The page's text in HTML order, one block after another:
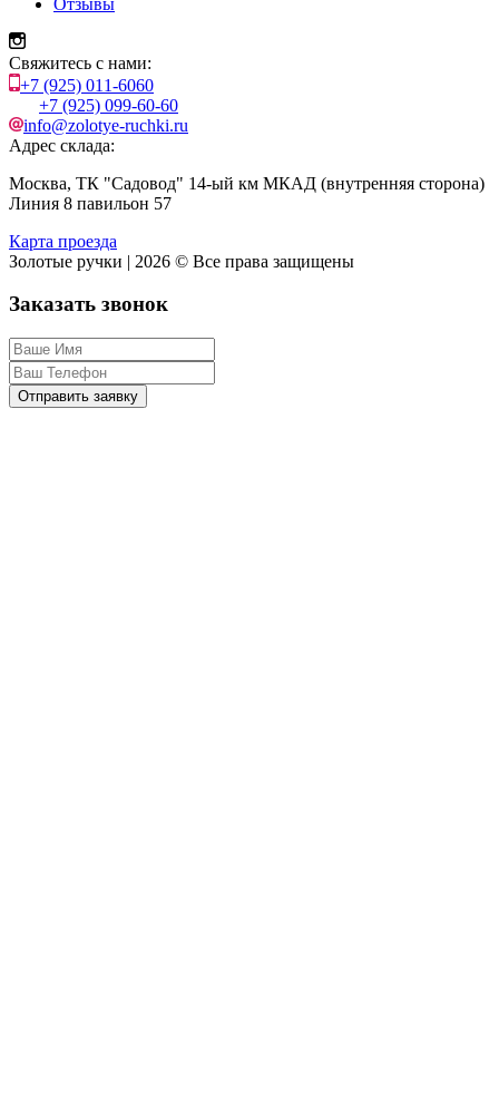
Свяжитесь с нами:
+7 (925) 011-6060
+7 (925) 099-60-60
info@zolotye-ruchki.ru
Адрес склада:
Москва, ТК "Садовод" 14-ый км МКАД (внутренняя сторона)
Линия 8 павильон 57
Карта проезда
Золотые ручки | 2026 © Все права защищены
Заказать звонок
Отправить заявку